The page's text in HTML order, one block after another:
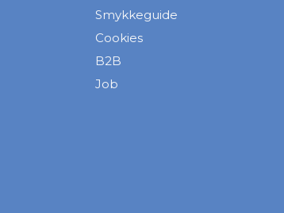
Smykkeguide
Cookies
B2B
Job